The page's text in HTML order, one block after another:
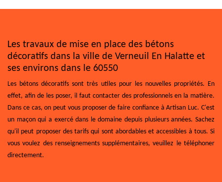
Les travaux de mise en place des bétons
décoratifs dans la ville de Verneuil En Halatte et
ses environs dans le 60550
Les bétons décoratifs sont très utiles pour les nouvelles propriétés. En
effet, afin de les poser, il faut contacter des professionnels en la matière.
Dans ce cas, on peut vous proposer de faire confiance à Artisan Luc. C'est
un maçon qui a exercé dans le domaine depuis plusieurs années. Sachez
qu'il peut proposer des tarifs qui sont abordables et accessibles à tous. Si
vous voulez des renseignements supplémentaires, veuillez le téléphoner
directement.